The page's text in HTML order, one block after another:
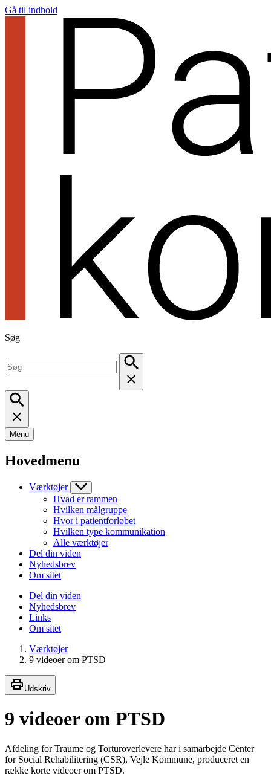
Gå til indhold
Søg
Menu
Hovedmenu
Værktøjer
Hvad er rammen
Hvilken målgruppe
Hvor i patientforløbet
Hvilken type kommunikation
Alle værktøjer
Del din viden
Nyhedsbrev
Om sitet
Del din viden
Nyhedsbrev
Links
Om sitet
Værktøjer
9 videoer om PTSD
Udskriv
9 videoer om PTSD
Afdeling for Traume og Torturoverlevere har i samarbejde Center
for Social Rehabilitering (CSR), Vejle Kommune, produceret en
række korte videoer om PTSD.